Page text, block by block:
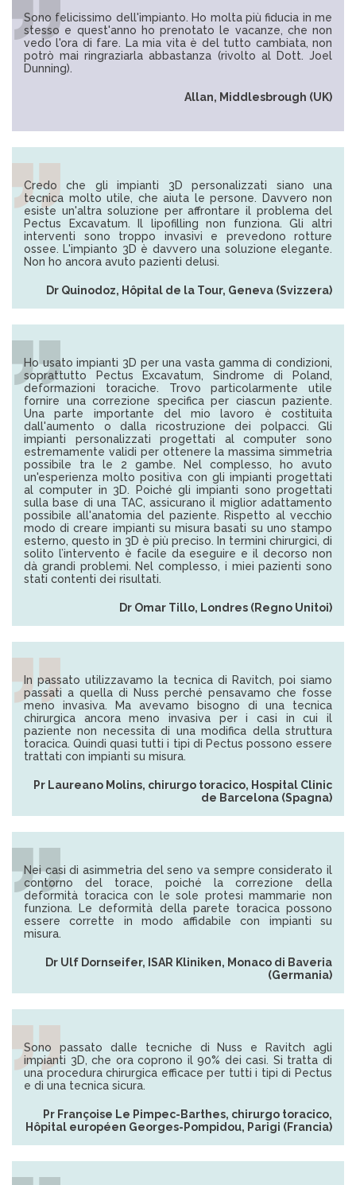
Sono felicissimo dell'impianto. Ho molta più fiducia in me
stesso e quest'anno ho prenotato le vacanze, che non
vedo l'ora di fare. La mia vita è del tutto cambiata, non
potrò mai ringraziarla abbastanza (rivolto al Dott. Joel
Dunning).
Allan, Middlesbrough (UK)
Credo che gli impianti 3D personalizzati siano una
tecnica molto utile, che aiuta le persone. Davvero non
esiste un'altra soluzione per affrontare il problema del
Pectus Excavatum. Il lipofilling non funziona. Gli altri
interventi sono troppo invasivi e prevedono rotture
ossee. L'impianto 3D è davvero una soluzione elegante.
Non ho ancora avuto pazienti delusi.
Dr Quinodoz, Hôpital de la Tour, Geneva (Svizzera)
Ho usato impianti 3D per una vasta gamma di condizioni,
soprattutto Pectus Excavatum, Sindrome di Poland,
deformazioni toraciche. Trovo particolarmente utile
fornire una correzione specifica per ciascun paziente.
Una parte importante del mio lavoro è costituita
dall'aumento o dalla ricostruzione dei polpacci. Gli
impianti personalizzati progettati al computer sono
estremamente validi per ottenere la massima simmetria
possibile tra le 2 gambe. Nel complesso, ho avuto
un'esperienza molto positiva con gli impianti progettati
al computer in 3D. Poiché gli impianti sono progettati
sulla base di una TAC, assicurano il miglior adattamento
possibile all'anatomia del paziente. Rispetto al vecchio
modo di creare impianti su misura basati su uno stampo
esterno, questo in 3D è più preciso. In termini chirurgici, di
solito l’intervento è facile da eseguire e il decorso non
dà grandi problemi. Nel complesso, i miei pazienti sono
stati contenti dei risultati.
Dr Omar Tillo, Londres (Regno Unitoi)
In passato utilizzavamo la tecnica di Ravitch, poi siamo
passati a quella di Nuss perché pensavamo che fosse
meno invasiva. Ma avevamo bisogno di una tecnica
chirurgica ancora meno invasiva per i casi in cui il
paziente non necessita di una modifica della struttura
toracica. Quindi quasi tutti i tipi di Pectus possono essere
trattati con impianti su misura.
Pr Laureano Molins, chirurgo toracico, Hospital Clinic
de Barcelona (Spagna)
Nei casi di asimmetria del seno va sempre considerato il
contorno del torace, poiché la correzione della
deformità toracica con le sole protesi mammarie non
funziona. Le deformità della parete toracica possono
essere corrette in modo affidabile con impianti su
misura.
Dr Ulf Dornseifer, ISAR Kliniken, Monaco di Baveria
(Germania)
Sono passato dalle tecniche di Nuss e Ravitch agli
impianti 3D, che ora coprono il 90% dei casi. Si tratta di
una procedura chirurgica efficace per tutti i tipi di Pectus
e di una tecnica sicura.
Pr Françoise Le Pimpec-Barthes, chirurgo toracico,
Hôpital européen Georges-Pompidou, Parigi (Francia)